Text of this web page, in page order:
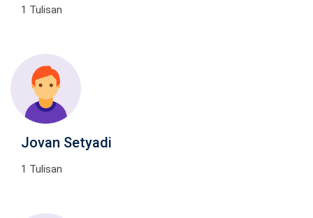
1 Tulisan
Jovan Setyadi
1 Tulisan